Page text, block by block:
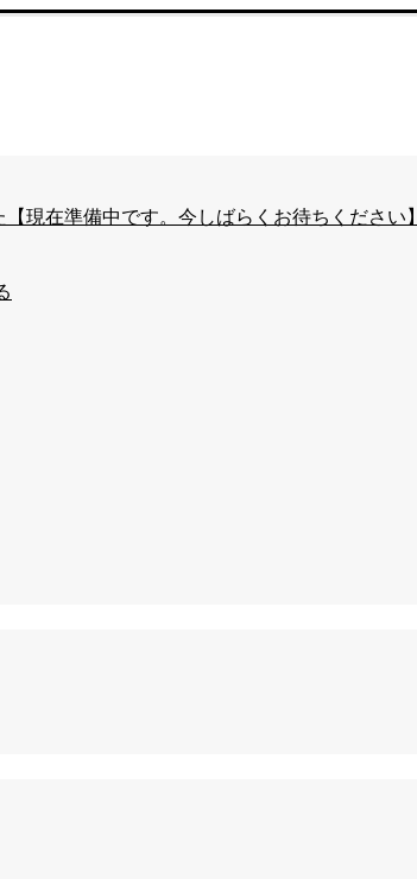
現在準備中です。今しばらくお待ちください】